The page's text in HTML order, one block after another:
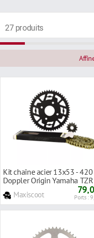
27 produits
Kit chaîne acier 13x53 - 420
Doppler Origin Yamaha
Maxiscoot Ports :